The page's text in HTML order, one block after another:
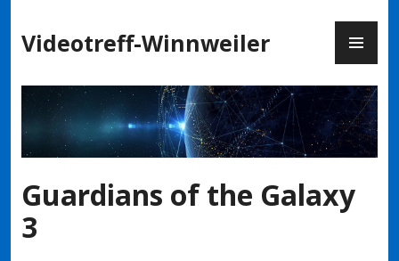
Inhalt
springen
Videotreff-Winnweiler
Guardians of the Galaxy
3